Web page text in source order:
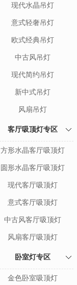
现代水晶吊灯
意式轻奢吊灯
欧式经典吊灯
中古风吊灯
现代简约吊灯
新中式吊灯
风扇吊灯
客厅吸顶灯专区
方形水晶客厅吸顶灯
圆形水晶客厅吸顶灯
现代客厅吸顶灯
意式客厅吸顶灯
中古风客厅吸顶灯
风扇客厅吸顶灯
卧室灯专区
金色卧室吸顶灯